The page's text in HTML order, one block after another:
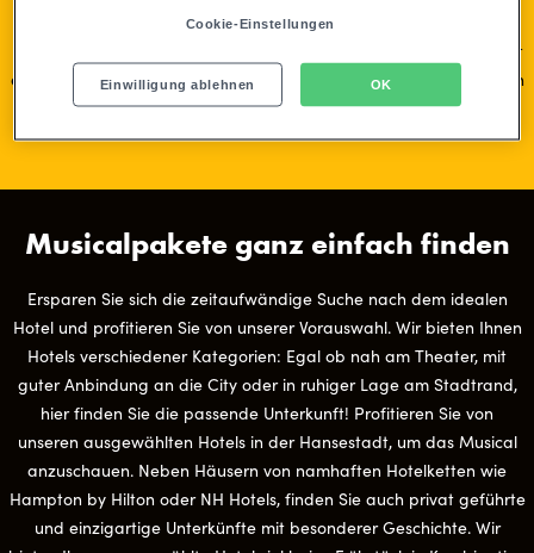
afrikanischen Serengeti entführen! Die Bühnenversion des Disney-
Klassikers ist das meistbesuchte Musical Hamburgs. Es wird Sie mit
einzigartigem Schauspiel und musikalischer Untermalung von Elton
John beeindrucken.
Musicalpakete ganz einfach finden
Ersparen Sie sich die zeitaufwändige Suche nach dem idealen
Hotel und profitieren Sie von unserer Vorauswahl. Wir bieten Ihnen
Hotels verschiedener Kategorien: Egal ob nah am Theater, mit
guter Anbindung an die City oder in ruhiger Lage am Stadtrand,
hier finden Sie die passende Unterkunft! Profitieren Sie von
unseren ausgewählten Hotels in der Hansestadt, um das Musical
anzuschauen. Neben Häusern von namhaften Hotelketten wie
Hampton by Hilton oder NH Hotels, finden Sie auch privat geführte
und einzigartige Unterkünfte mit besonderer Geschichte. Wir
Cookie-Einstellungen
Einwilligung ablehnen OK